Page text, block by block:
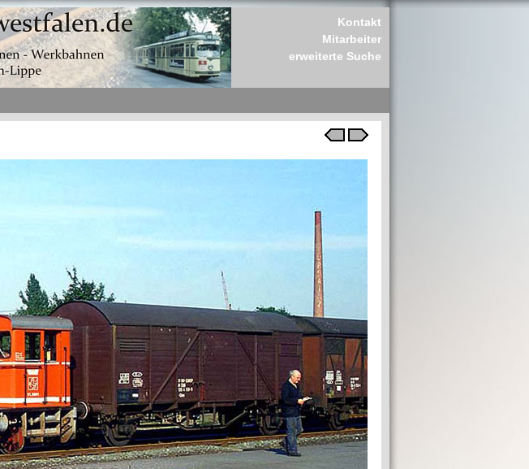
Kontakt
Mitarbeiter
erweiterte Suche